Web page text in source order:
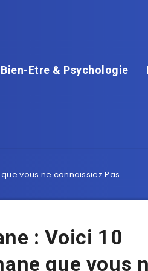
Bien-Etre & Psychologie
vous ne connaissiez Pas
: Voici 10
que vous